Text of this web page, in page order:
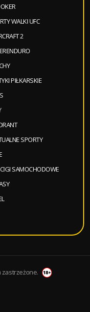
WALKI UFC
2
PIŁKARSKIE
SPORTY
SAMOCHODOWE
zastrzeżone.